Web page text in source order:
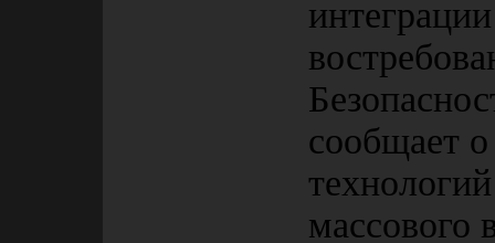
сообщает
массового